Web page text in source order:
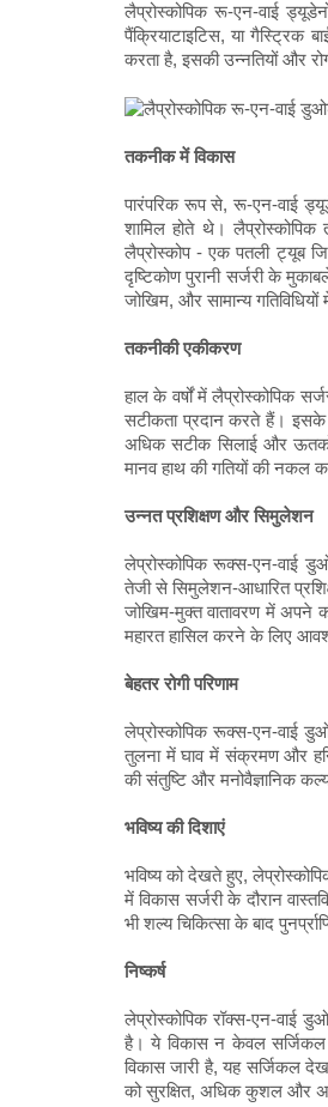
लैप्रोस्कोपिक रू-एन-वाई
पैंक्रियाटाइटिस, या गैस्ट्रिक
करता है, इसकी उन्नतियों और
तकनीक में विकास
पारंपरिक रूप से, रू-एन-वाई
शामिल होते थे।
लैप्रोस्कोप - एक पतली ट्यूब
दृष्टिकोण पुरानी सर्जरी के
जोखिम, और सामान्य
तकनीकी एकीकरण
हाल के वर्षों में लैप्रोस्कोपिक
सटीकता प्रदान करते हैं। इसके
अधिक सटीक सिलाई और
मानव हाथ की गतियों की नकल
उन्नत प्रशिक्षण और सिमुलेशन
लेप्रोस्कोपिक रूक्स-एन-वाई
तेजी से सिमुलेशन-आधारित
जोखिम-मुक्त वातावरण में अपने
महारत हासिल करने के लिए
बेहतर रोगी परिणाम
लेप्रोस्कोपिक रूक्स-एन-वाई
तुलना में घाव में संक्रमण और
की संतुष्टि और मनोवैज्ञानिक
भविष्य की दिशाएं
भविष्य को देखते हुए,
में विकास सर्जरी के दौरान
भी शल्य चिकित्सा के बाद
निष्कर्ष
लेप्रोस्कोपिक रॉक्स-एन-वाई
है। ये विकास न केवल सर्जिकल
विकास जारी है, यह सर्जिकल
को सुरक्षित, अधिक कुशल और